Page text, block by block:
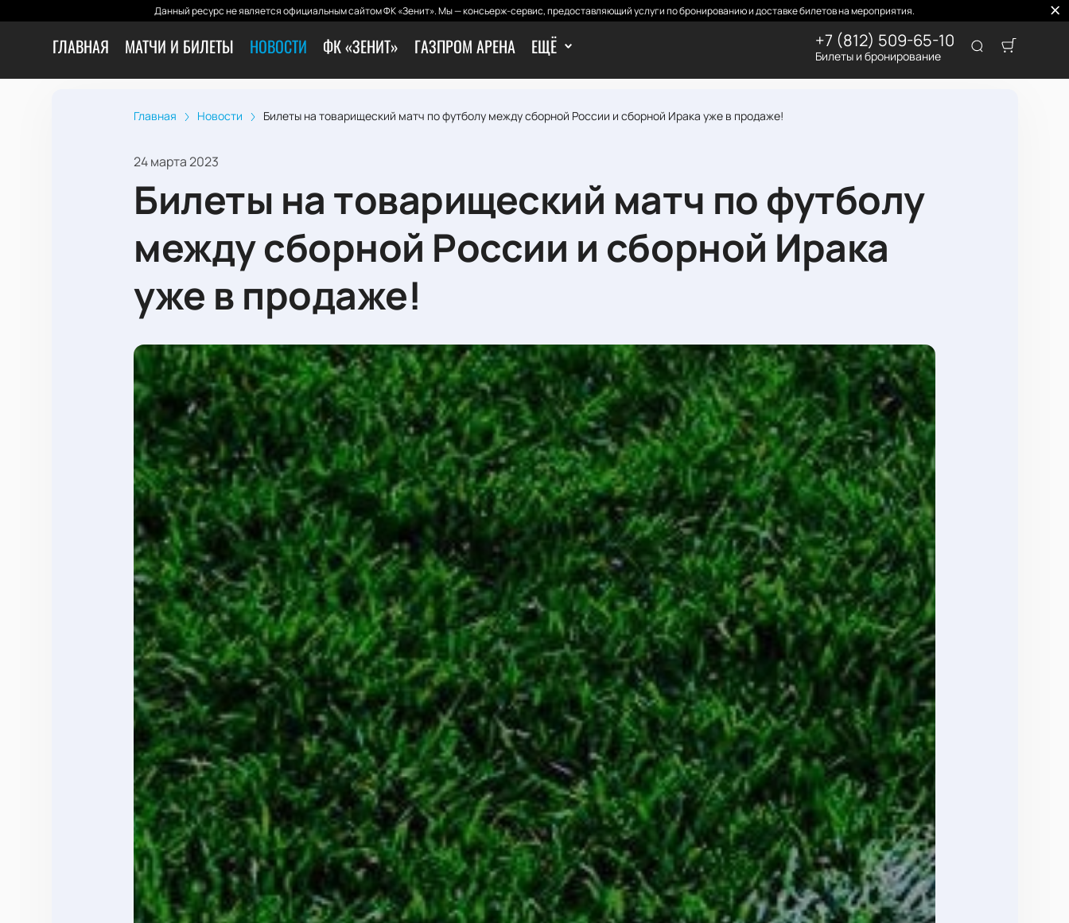
Данный ресурс не является официальным сайтом ФК «Зенит». Мы — консьерж-сервис, предоставляющий услуги по бронированию и доставке билетов на мероприятия.
ГЛАВНАЯ МАТЧИ И БИЛЕТЫ НОВОСТИ ФК «ЗЕНИТ» ГАЗПРОМ АРЕНА ЕЩЁ +7 (812) 509-65-10
Билеты и бронирование
Главная Новости Билеты на товарищеский матч по футболу между сборной России и сборной Ирака уже в продаже!
24 марта 2023
Билеты на товарищеский матч по футболу
между сборной России и сборной Ирака
уже в продаже!